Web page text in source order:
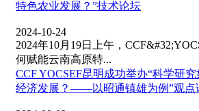
特色农业发展？”技术论坛
2024-10-24
2024年10月19日上午，
何赋能云南高原特...
CCF YOCSEF昆明成功举办“科学研
经济发展？——以昭通镇雄为例”观点